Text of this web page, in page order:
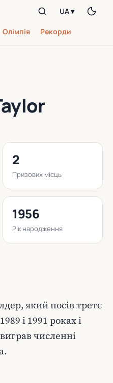
Олімпія Рекорди
UA ▾
2
Призових місць
1956
Рік народження
який посів третє
і 1991 роках і
виграв численні